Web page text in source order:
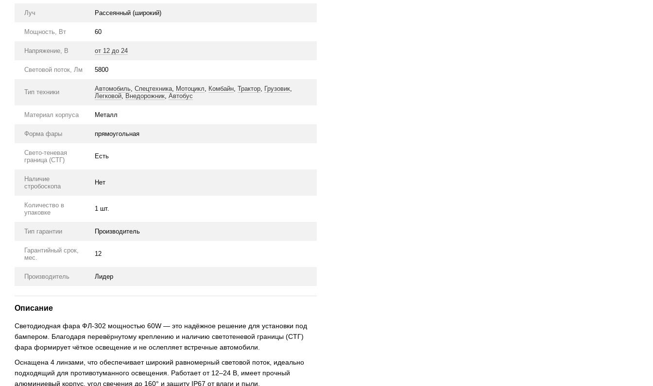
Луч Рассеянный (широкий)
Мощность, Вт 60
Напряжение, В от 12 до 24
Световой поток, Лм 5800
Тип техники Автомобиль, Спецтехника, Мотоцикл, Комбайн, Трактор, Грузовик,
Легковой, Внедорожник, Автобус
Материал корпуса Металл
Форма фары прямоугольная
Свето-теневая
граница (СТГ)
Есть
Наличие
стробоскопа
Нет
Количество в
упаковке
1 шт.
Тип гарантии Производитель
Гарантийный срок,
мес.
12
Производитель Лидер
Описание
Светодиодная фара ФЛ-302 мощностью 60W — это надёжное решение для установки под
бампером. Благодаря перевёрнутому креплению и наличию светотеневой границы (СТГ)
фара формирует чёткое освещение и не ослепляет встречные автомобили.
Оснащена 4 линзами, что обеспечивает широкий равномерный световой поток, идеально
подходящий для противотуманного освещения. Работает от 12–24 В, имеет прочный
алюминиевый корпус, угол свечения до 160° и защиту IP67 от влаги и пыли.